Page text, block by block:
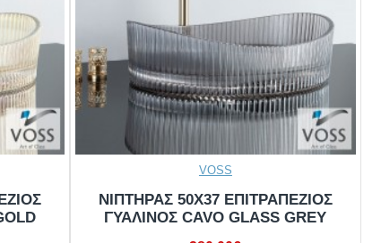
VOSS
ΝΙΠΤΗΡΑΣ 50X37 ΕΠΙΤΡΑΠΕΖΙΟΣ
ΓΥΑΛΙΝΟΣ CAVO GLASS GREY